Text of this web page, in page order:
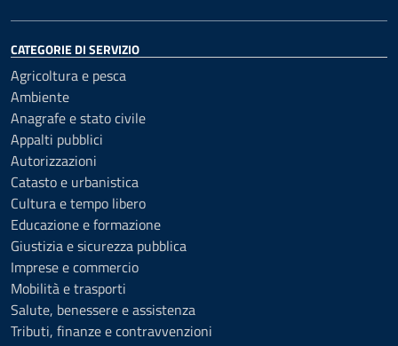
CATEGORIE DI SERVIZIO
Agricoltura e pesca
Ambiente
Anagrafe e stato civile
Appalti pubblici
Autorizzazioni
Catasto e urbanistica
Cultura e tempo libero
Educazione e formazione
Giustizia e sicurezza pubblica
Imprese e commercio
Mobilità e trasporti
Salute, benessere e assistenza
Tributi, finanze e contravvenzioni